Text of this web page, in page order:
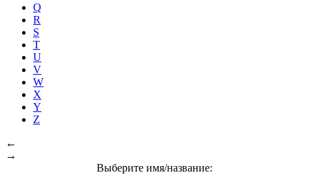
Q
R
S
T
U
V
W
X
Y
Z
←
→
Выберите имя/название: